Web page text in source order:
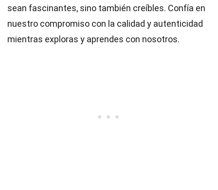
sean fascinantes, sino también creíbles. Confía en
nuestro compromiso con la calidad y autenticidad
mientras exploras y aprendes con nosotros.